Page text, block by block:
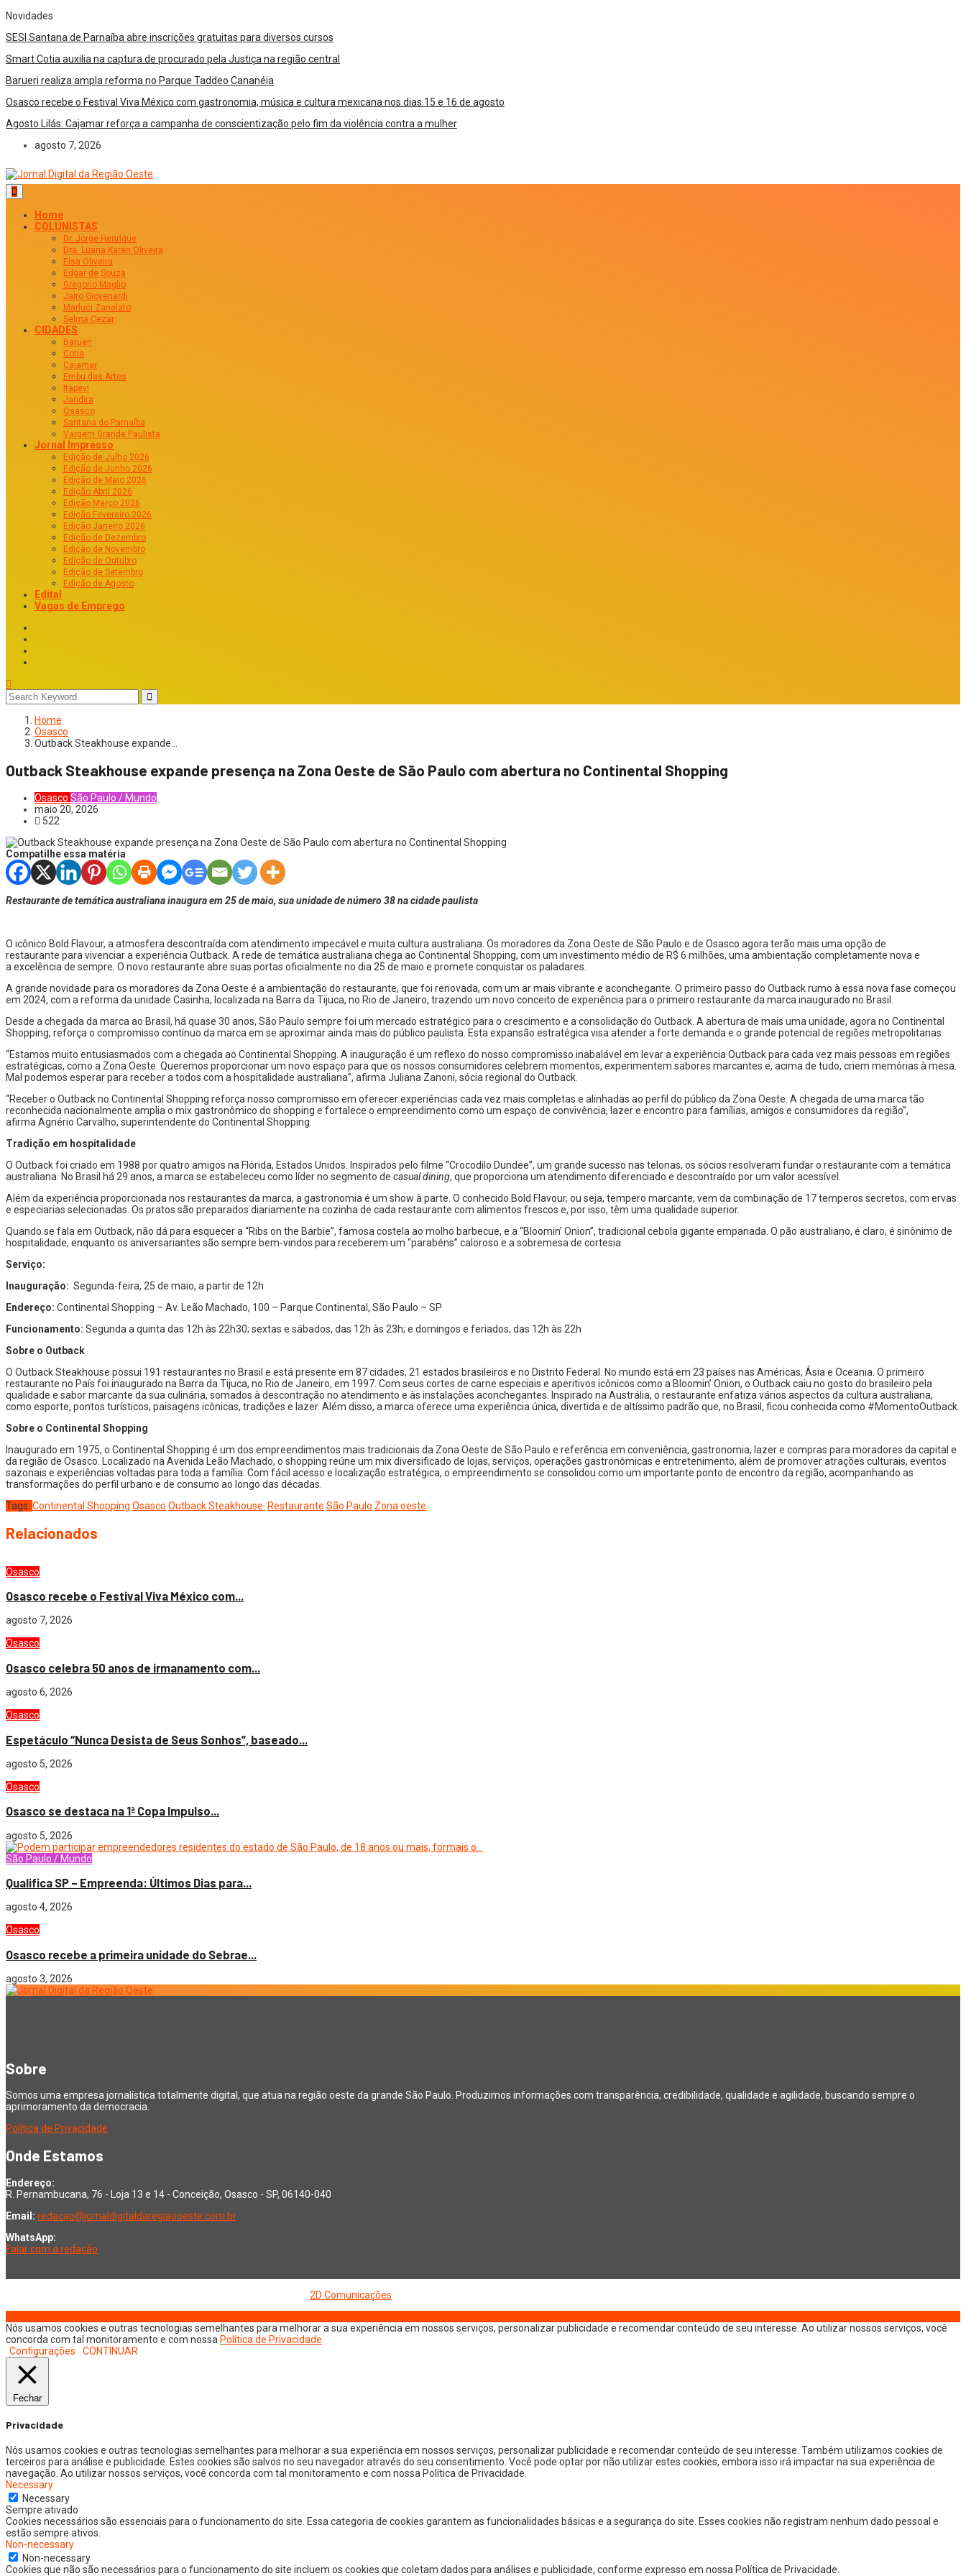
Novidades
SESI Santana de Parnaíba abre inscrições gratuitas para diversos cursos
Smart Cotia auxilia na captura de procurado pela Justiça na região central
Barueri realiza ampla reforma no Parque Taddeo Cananéia
Osasco recebe o Festival Viva México com gastronomia, música e cultura mexicana nos dias 15 e 16 de agosto
Agosto Lilás: Cajamar reforça a campanha de conscientização pelo fim da violência contra a mulher
agosto 7, 2026
Home
COLUNISTAS
Dr. Jorge Henrique
Dra. Luana Karen Oliveira
Elsa Oliveira
Edgar de Souza
Gregorio Maglio
Jairo Giovenardi
Marluci Zanelato
Selma Cezar
CIDADES
Barueri
Cotia
Cajamar
Embu das Artes
Itapevi
Jandira
Osasco
Santana do Parnaíba
Vargem Grande Paulista
Jornal Impresso
Edição de Julho 2026
Edição de Junho 2026
Edição de Maio 2026
Edição Abril 2026
Edição Março 2026
Edição Fevereiro 2026
Edição Janeiro 2026
Edição de Dezembro
Edição de Novembro
Edição de Outubro
Edição de Setembro
Edição de Agosto
Edital
Vagas de Emprego
Home
Osasco
Outback Steakhouse expande…
Outback Steakhouse expande presença na Zona Oeste de São Paulo com abertura no Continental Shopping
Osasco São Paulo / Mundo
maio 20, 2026
522
Compatilhe essa matéria
Restaurante de temática australiana inaugura em 25 de maio, sua unidade de número 38 na cidade paulista
O icônico Bold Flavour, a atmosfera descontraída com atendimento impecável e muita cultura australiana. Os moradores da Zona Oeste de São Paulo e de Osasco agora terão mais uma opção de
restaurante para vivenciar a experiência Outback. A rede de temática australiana chega ao Continental Shopping, com um investimento médio de R$ 6 milhões, uma ambientação completamente nova e
a excelência de sempre. O novo restaurante abre suas portas oficialmente no dia 25 de maio e promete conquistar os paladares.
A grande novidade para os moradores da Zona Oeste é a ambientação do restaurante, que foi renovada, com um ar mais vibrante e aconchegante. O primeiro passo do Outback rumo à essa nova fase começou
em 2024, com a reforma da unidade Casinha, localizada na Barra da Tijuca, no Rio de Janeiro, trazendo um novo conceito de experiência para o primeiro restaurante da marca inaugurado no Brasil.
Desde a chegada da marca ao Brasil, há quase 30 anos, São Paulo sempre foi um mercado estratégico para o crescimento e a consolidação do Outback. A abertura de mais uma unidade, agora no Continental
Shopping, reforça o compromisso contínuo da marca em se aproximar ainda mais do público paulista. Esta expansão estratégica visa atender a forte demanda e o grande potencial de regiões metropolitanas.
“Estamos muito entusiasmados com a chegada ao Continental Shopping. A inauguração é um reflexo do nosso compromisso inabalável em levar a experiência Outback para cada vez mais pessoas em regiões
estratégicas, como a Zona Oeste. Queremos proporcionar um novo espaço para que os nossos consumidores celebrem momentos, experimentem sabores marcantes e, acima de tudo, criem memórias à mesa.
Mal podemos esperar para receber a todos com a hospitalidade australiana”, afirma Juliana Zanoni, sócia regional do Outback.
“Receber o Outback no Continental Shopping reforça nosso compromisso em oferecer experiências cada vez mais completas e alinhadas ao perfil do público da Zona Oeste. A chegada de uma marca tão
reconhecida nacionalmente amplia o mix gastronômico do shopping e fortalece o empreendimento como um espaço de convivência, lazer e encontro para famílias, amigos e consumidores da região”,
afirma Agnério Carvalho, superintendente do Continental Shopping.
Tradição em hospitalidade
O Outback foi criado em 1988 por quatro amigos na Flórida, Estados Unidos. Inspirados pelo filme “Crocodilo Dundee”, um grande sucesso nas telonas, os sócios resolveram fundar o restaurante com a temática
australiana. No Brasil há 29 anos, a marca se estabeleceu como líder no segmento de casual dining, que proporciona um atendimento diferenciado e descontraído por um valor acessível.
Além da experiência proporcionada nos restaurantes da marca, a gastronomia é um show à parte. O conhecido Bold Flavour, ou seja, tempero marcante, vem da combinação de 17 temperos secretos, com ervas
e especiarias selecionadas. Os pratos são preparados diariamente na cozinha de cada restaurante com alimentos frescos e, por isso, têm uma qualidade superior.
Quando se fala em Outback, não dá para esquecer a “Ribs on the Barbie”, famosa costela ao molho barbecue, e a “Bloomin’ Onion”, tradicional cebola gigante empanada. O pão australiano, é claro, é sinônimo de
hospitalidade, enquanto os aniversariantes são sempre bem-vindos para receberem um “parabéns” caloroso e a sobremesa de cortesia.
Serviço:
Inauguração: Segunda-feira, 25 de maio, a partir de 12h
Endereço: Continental Shopping – Av. Leão Machado, 100 – Parque Continental, São Paulo – SP
Funcionamento: Segunda a quinta das 12h às 22h30; sextas e sábados, das 12h às 23h; e domingos e feriados, das 12h às 22h
Sobre o Outback
O Outback Steakhouse possui 191 restaurantes no Brasil e está presente em 87 cidades, 21 estados brasileiros e no Distrito Federal. No mundo está em 23 países nas Américas, Ásia e Oceania. O primeiro
restaurante no País foi inaugurado na Barra da Tijuca, no Rio de Janeiro, em 1997. Com seus cortes de carne especiais e aperitivos icônicos como a Bloomin’ Onion, o Outback caiu no gosto do brasileiro pela
qualidade e sabor marcante da sua culinária, somados à descontração no atendimento e às instalações aconchegantes. Inspirado na Austrália, o restaurante enfatiza vários aspectos da cultura australiana,
como esporte, pontos turísticos, paisagens icônicas, tradições e lazer. Além disso, a marca oferece uma experiência única, divertida e de altíssimo padrão que, no Brasil, ficou conhecida como #MomentoOutback.
Sobre o Continental Shopping
Inaugurado em 1975, o Continental Shopping é um dos empreendimentos mais tradicionais da Zona Oeste de São Paulo e referência em conveniência, gastronomia, lazer e compras para moradores da capital e
da região de Osasco. Localizado na Avenida Leão Machado, o shopping reúne um mix diversificado de lojas, serviços, operações gastronômicas e entretenimento, além de promover atrações culturais, eventos
sazonais e experiências voltadas para toda a família. Com fácil acesso e localização estratégica, o empreendimento se consolidou como um importante ponto de encontro da região, acompanhando as
transformações do perfil urbano e de consumo ao longo das décadas.
Tags: Continental Shopping Osasco Outback Steakhouse: Restaurante São Paulo Zona oeste
Relacionados
Osasco
Osasco recebe o Festival Viva México com...
agosto 7, 2026
Osasco
Osasco celebra 50 anos de irmanamento com...
agosto 6, 2026
Osasco
Espetáculo “Nunca Desista de Seus Sonhos”, baseado...
agosto 5, 2026
Osasco
Osasco se destaca na 1ª Copa Impulso...
agosto 5, 2026
São Paulo / Mundo
Qualifica SP – Empreenda: Últimos Dias para...
agosto 4, 2026
Osasco
Osasco recebe a primeira unidade do Sebrae...
agosto 3, 2026
Sobre
Somos uma empresa jornalística totalmente digital, que atua na região oeste da grande São Paulo. Produzimos informações com transparência, credibilidade, qualidade e agilidade, buscando sempre o
aprimoramento da democracia.
Política de Privacidade
Onde Estamos
Endereço:
R. Pernambucana, 76 - Loja 13 e 14 - Conceição, Osasco - SP, 06140-040
Email: redacao@jornaldigitaldaregiaooeste.com.br
WhatsApp:
Falar com a redação
2D Comunicações
Nós usamos cookies e outras tecnologias semelhantes para melhorar a sua experiência em nossos serviços, personalizar publicidade e recomendar conteúdo de seu interesse. Ao utilizar nossos serviços, você
concorda com tal monitoramento e com nossa Política de Privacidade
Configurações
CONTINUAR
Fechar
Privacidade
Nós usamos cookies e outras tecnologias semelhantes para melhorar a sua experiência em nossos serviços, personalizar publicidade e recomendar conteúdo de seu interesse. Também utilizamos cookies de
terceiros para análise e publicidade. Estes cookies são salvos no seu navegador através do seu consentimento. Você pode optar por não utilizar estes cookies, embora isso irá impactar na sua experiência de
navegação. Ao utilizar nossos serviços, você concorda com tal monitoramento e com nossa Política de Privacidade.
Necessary
Necessary
Sempre ativado
Cookies necessários são essenciais para o funcionamento do site. Essa categoria de cookies garantem as funcionalidades básicas e a segurança do site. Esses cookies não registram nenhum dado pessoal e
estão sempre ativos.
Non-necessary
Non-necessary
Cookies que não são necessários para o funcionamento do site incluem os cookies que coletam dados para análises e publicidade, conforme expresso em nossa Política de Privacidade.